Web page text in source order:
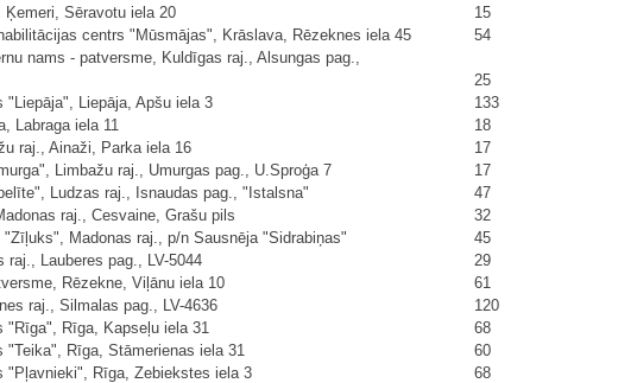
Sēravotu iela 20
15
centrs "Mūsmājas", Krāslava, Rēzeknes iela 45
54
nams - patversme, Kuldīgas raj., Alsungas pag.,
25
"Liepāja", Liepāja, Apšu iela 3
133
Labraga iela 11
18
raj., Ainaži, Parka iela 16
17
Limbažu raj., Umurgas pag., U.Sproģa 7
17
Ludzas raj., Isnaudas pag., "Istalsna"
47
raj., Cesvaine, Grašu pils
32
"Zīļuks", Madonas raj., p/n Sausnēja "Sidrabiņas"
45
raj., Lauberes pag., LV-5044
29
Rēzekne, Viļānu iela 10
61
raj., Silmalas pag., LV-4636
120
"Rīga", Rīga, Kapseļu iela 31
68
"Teika", Rīga, Stāmerienas iela 31
60
"Pļavnieki", Rīga, Zebiekstes iela 3
68